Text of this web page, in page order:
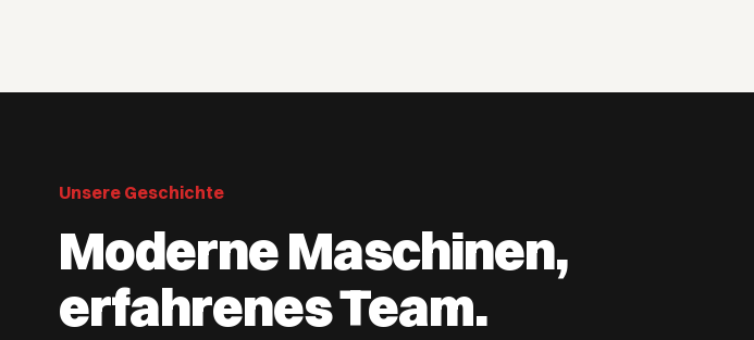
Unsere Geschichte
Moderne Maschinen,
erfahrenes Team.